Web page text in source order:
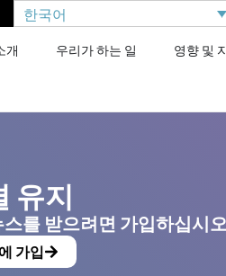
한국어
개 우리가 하는 일 영향 및
유지
를 받으려면 가입하십시
가입